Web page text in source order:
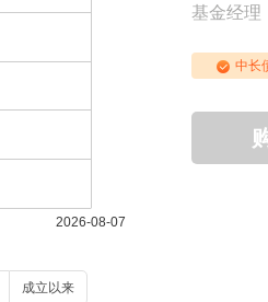
成立以来
基金经理
中长